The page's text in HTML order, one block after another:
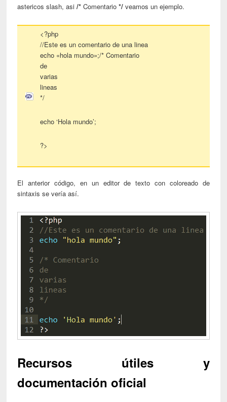
astericos slash, asi/* Comentario*/ veamos un ejemplo.
<?php
//Este es un comentario de una linea
echo «hola mundo»;/* Comentario
de
varias
lineas
*/
echo ‘Hola mundo’;
?>
El anterior código, en un editor de texto con coloreado de
sintaxis se vería así.
Recursos útiles y
documentación oficial